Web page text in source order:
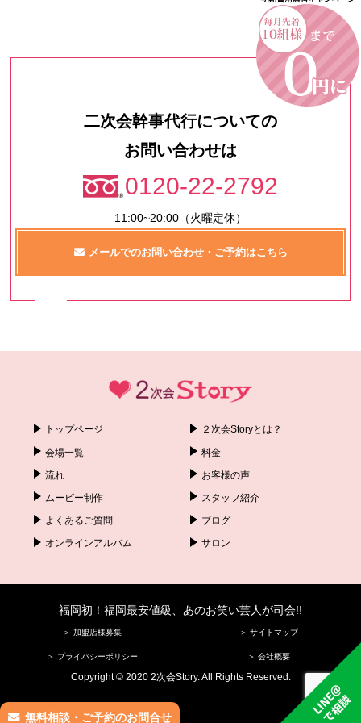
無料相談・ご予約のお問合せ
二次会幹事代行についての
お問い合わせは
0120-22-2792
11:00~20:00（火曜定休）
メールでのお問い合わせ・ご予約はこちら
トップページ ２次会Storyとは？
会場一覧 料金
流れ お客様の声
ムービー制作 スタッフ紹介
よくあるご質問 ブログ
オンラインアルバム サロン
福岡初！福岡最安値級、あのお笑い芸人が司会!!
＞ 加盟店様募集 ＞ サイトマップ
＞ プライバシーポリシー ＞ 会社概要
Copyright © 2020 2次会Story. All Rights Reserved.